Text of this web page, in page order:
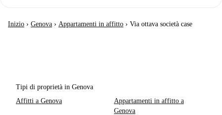
Inizio › Genova › Appartamenti in affitto › Via ottava società case
Tipi di proprietà in Genova
Affitti a Genova
Appartamenti in affitto a
Genova